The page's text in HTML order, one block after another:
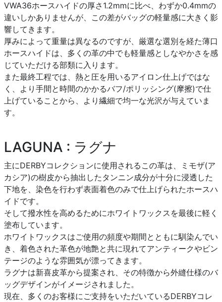
VWA36ホースハイドの厚さ1.2mmに比べ、わずか0.4mmの
違いしかありませんが、この差がバッグの軽量感に大きく影
響してきます。
厚みによって重量は異なるのですが、厳選な選別を経た薄口
ホースハイドは、多くの革の中でも軽量感としなやかさを感
じていただける部類に入ります。
また最終工程では、熱と圧を用いるアイロン仕上げではな
く、より手間と時間のかかるバフ/ポリッシング(摩擦)で仕
上げていることから、より繊細で均一な光沢が与えていま
す。
LAGUNA : ラグナ
主にDERBYコレクションに使用されるこの革は、ミモザ(ア
カシア)の樹皮から抽出したタンニン成分が十分に浸透した
下地を、染色を行わず表面着色のみで仕上げられたホースハ
イドです。
そして撥水性を高めるためにホワイトワックスを最後に軽く
塗布しています。
ホワイトワックスはご使用の頻度や期間とともに馴染んでい
き、着色された革色が地艶と共に現れてアンティークやビン
テージのような雰囲気が漂ってきます。
ラグナは新喜皮革から提案され、その特徴から外縫仕様のバ
ッグデザインがイメージされました。
現在、多くのお客様にご支持をいただいているDERBYコレ